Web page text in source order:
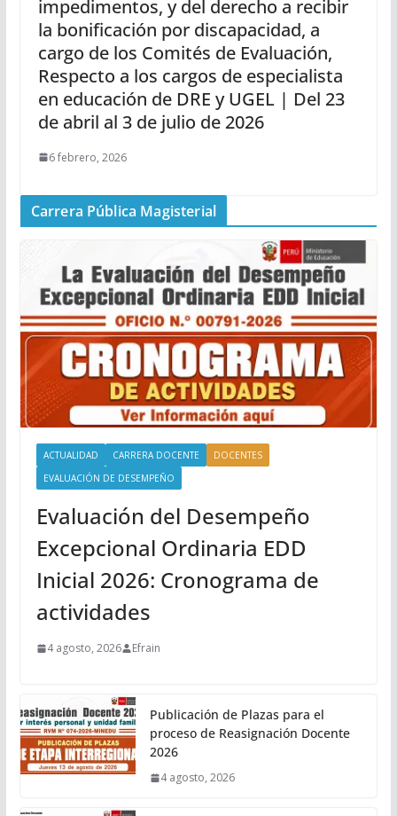
impedimentos, y del derecho a recibir
la bonificación por discapacidad, a
cargo de los Comités de Evaluación,
Respecto a los cargos de especialista
en educación de DRE y UGEL | Del 23
de abril al 3 de julio de 2026
6 febrero, 2026
Carrera Pública Magisterial
ACTUALIDAD CARRERA DOCENTE
DOCENTES
EVALUACIÓN DE DESEMPEÑO
Evaluación del Desempeño
Excepcional Ordinaria EDD
Inicial 2026: Cronograma de
actividades
4 agosto, 2026 Efrain
Publicación de Plazas para el
proceso de Reasignación Docente
2026
4 agosto, 2026